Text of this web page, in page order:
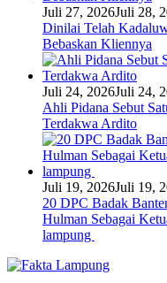
Juli 27, 2026Juli 28,
Dinilai Telah
Bebaskan Kliennya
Juli 24, 2026Juli 24,
Ahli Pidana Sebut
Terdakwa Ardito
Juli 19, 2026Juli 19,
20 DPC Badak
Hulman Sebagai
lampung